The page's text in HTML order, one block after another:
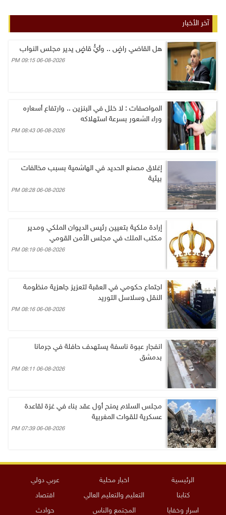
آخر الأخبار
هل القاضي راضٍ .. وأيُّ قاضٍ يدير مجلس النواب
06-08-2026 09:15 PM
المواصفات : لا خلل في البنزين .. وارتفاع أسعاره
وراء الشعور بسرعة استهلاكه
06-08-2026 08:43 PM
إغلاق مصنع الحديد في الهاشمية بسبب مخالفات
بيئية
06-08-2026 08:28 PM
إرادة ملكية بتعيين رئيس الديوان الملكي ومدير
مكتب الملك في مجلس الأمن القومي
06-08-2026 08:19 PM
اجتماع حكومي في العقبة لتعزيز جاهزية منظومة
النقل وسلاسل التوريد
06-08-2026 08:16 PM
انفجار عبوة ناسفة يستهدف حافلة في جرمانا
بدمشق
06-08-2026 08:11 PM
مجلس السلام يمنح أول عقد بناء في غزة لقاعدة
عسكرية للقوات المغربية
06-08-2026 07:39 PM
الرئيسية اخبار محلية
عربي دولي
كتابنا
التعليم والتعليم العالي
اقتصاد
اسرار وخفايا
المجتمع والناس حوادث